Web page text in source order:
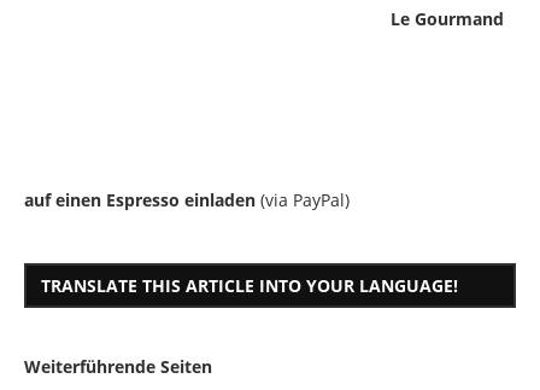
Le Gourmand
auf einen Espresso einladen (via PayPal)
TRANSLATE THIS ARTICLE INTO YOUR LANGUAGE!
Weiterführende Seiten